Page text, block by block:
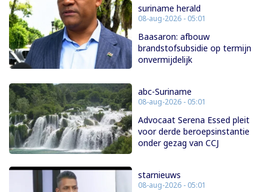
suriname herald
08-aug-2026 - 05:01
Baasaron: afbouw
brandstofsubsidie op termijn
onvermijdelijk
abc-Suriname
08-aug-2026 - 05:01
Advocaat Serena Essed pleit
voor derde beroepsinstantie
onder gezag van CCJ
starnieuws
08-aug-2026 - 05:01